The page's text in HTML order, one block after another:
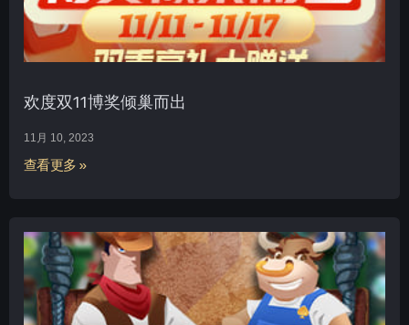
欢度双11博奖倾巢而出
11月 10, 2023
查看更多 »